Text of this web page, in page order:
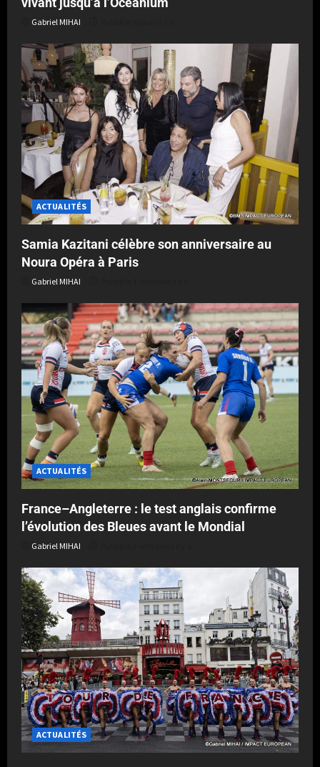
Gabriel MIHAI
ACTUALITÉS
Samia Kazitani célèbre son anniversaire au
Noura Opéra à Paris
Gabriel MIHAI
ACTUALITÉS
France–Angleterre : le test anglais confirme
l’évolution des Bleues avant le Mondial
Gabriel MIHAI
ACTUALITÉS